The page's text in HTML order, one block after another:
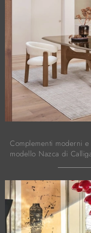
Complementi moderni
modello Nazca di